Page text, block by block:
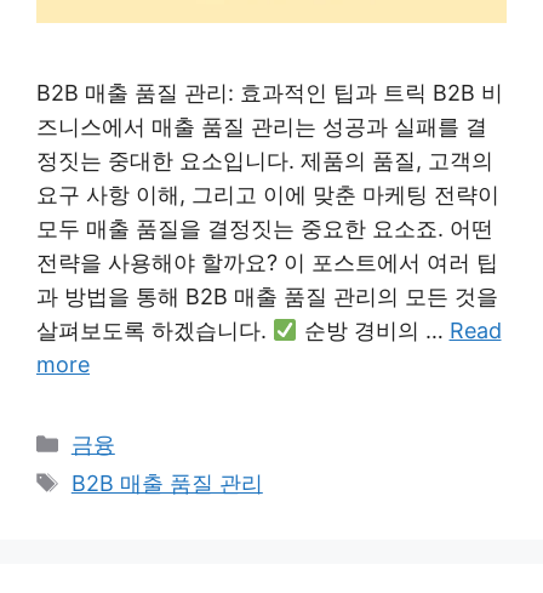
B2B 매출 품질 관리: 효과적인 팁과 트릭 B2B 비
즈니스에서 매출 품질 관리는 성공과 실패를 결
정짓는 중대한 요소입니다. 제품의 품질, 고객의
요구 사항 이해, 그리고 이에 맞춘 마케팅 전략이
모두 매출 품질을 결정짓는 중요한 요소죠. 어떤
전략을 사용해야 할까요? 이 포스트에서 여러 팁
과 방법을 통해 B2B 매출 품질 관리의 모든 것을
살펴보도록 하겠습니다.
순방 경비의 … Read
more
Categories
금융
Tags
B2B 매출 품질 관리